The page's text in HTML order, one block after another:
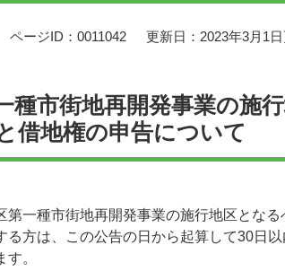
ページID：0011042 更新日：2023年3月1
種市街地再開発事業の施
借地権の申告について
第一種市街地再開発事業の施行地区とな
る方は、この公告の日から起算して30日
。